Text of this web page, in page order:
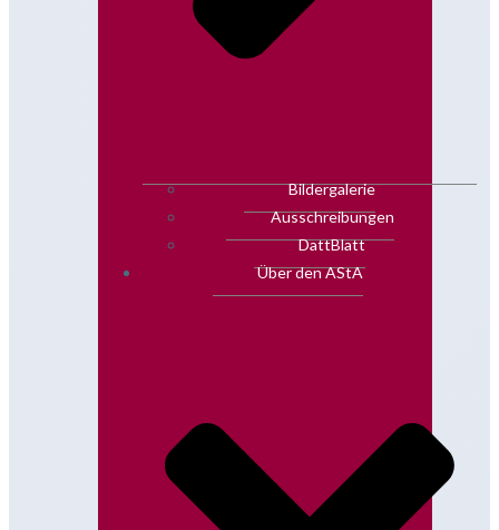
Bildergalerie
Ausschreibungen
DattBlatt
Über den AStA